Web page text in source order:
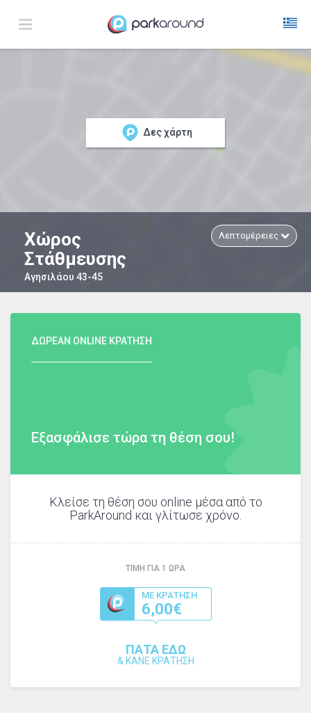
Δες χάρτη
Χώρος
Στάθμευσης
Αγησιλάου 43-45
Λεπτομέρειες
ΔΩΡΕΑΝ ONLINE ΚΡΑΤΗΣΗ
Εξασφάλισε τώρα τη θέση σου!
Κλείσε τη θέση σου online μέσα από το
ParkAround και γλίτωσε χρόνο.
ΤΙΜΗ ΓΙΑ 1 ΩΡΑ
ΜΕ ΚΡΑΤΗΣΗ
6,00€
ΠΑΤΑ ΕΔΩ
& ΚΑΝΕ ΚΡΑΤΗΣΗ